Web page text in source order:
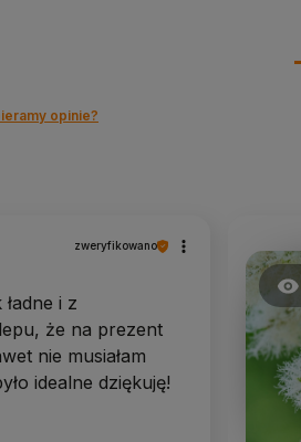
opinie?
zweryfikowano
i z
że na prezent
nie musiałam
idealne dziękuję!